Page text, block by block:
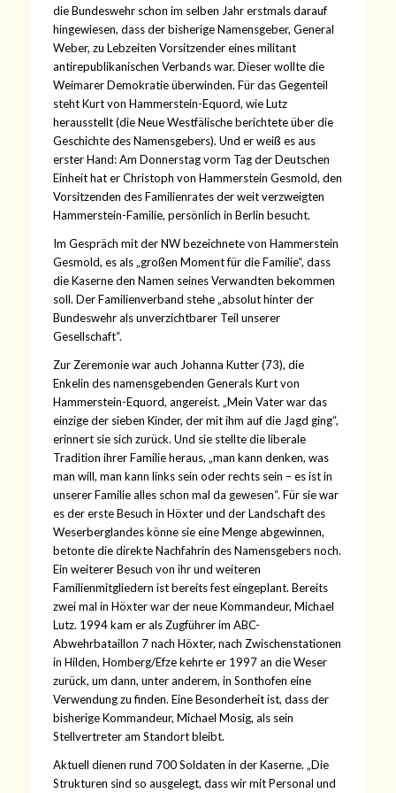
die Bundeswehr schon im selben Jahr erstmals darauf
hingewiesen, dass der bisherige Namensgeber, General
Weber, zu Lebzeiten Vorsitzender eines militant
antirepublikanischen Verbands war. Dieser wollte die
Weimarer Demokratie überwinden. Für das Gegenteil
steht Kurt von Hammerstein-Equord, wie Lutz
herausstellt (die Neue Westfälische berichtete über die
Geschichte des Namensgebers). Und er weiß es aus
erster Hand: Am Donnerstag vorm Tag der Deutschen
Einheit hat er Christoph von Hammerstein Gesmold, den
Vorsitzenden des Familienrates der weit verzweigten
Hammerstein-Familie, persönlich in Berlin besucht.
Im Gespräch mit der NW bezeichnete von Hammerstein
Gesmold, es als „großen Moment für die Familie“, dass
die Kaserne den Namen seines Verwandten bekommen
soll. Der Familienverband stehe „absolut hinter der
Bundeswehr als unverzichtbarer Teil unserer
Gesellschaft“.
Zur Zeremonie war auch Johanna Kutter (73), die
Enkelin des namensgebenden Generals Kurt von
Hammerstein-Equord, angereist. „Mein Vater war das
einzige der sieben Kinder, der mit ihm auf die Jagd ging“,
erinnert sie sich zurück. Und sie stellte die liberale
Tradition ihrer Familie heraus, „man kann denken, was
man will, man kann links sein oder rechts sein – es ist in
unserer Familie alles schon mal da gewesen“. Für sie war
es der erste Besuch in Höxter und der Landschaft des
Weserberglandes könne sie eine Menge abgewinnen,
betonte die direkte Nachfahrin des Namensgebers noch.
Ein weiterer Besuch von ihr und weiteren
Familienmitgliedern ist bereits fest eingeplant. Bereits
zwei mal in Höxter war der neue Kommandeur, Michael
Lutz. 1994 kam er als Zugführer im ABC-
Abwehrbataillon 7 nach Höxter, nach Zwischenstationen
in Hilden, Homberg/Efze kehrte er 1997 an die Weser
zurück, um dann, unter anderem, in Sonthofen eine
Verwendung zu finden. Eine Besonderheit ist, dass der
bisherige Kommandeur, Michael Mosig, als sein
Stellvertreter am Standort bleibt.
Aktuell dienen rund 700 Soldaten in der Kaserne. „Die
Strukturen sind so ausgelegt, dass wir mit Personal und